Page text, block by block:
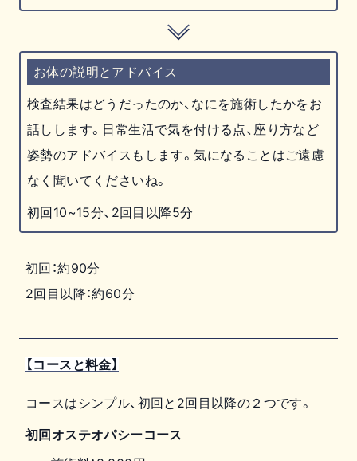
お体の説明とアドバイス
検査結果はどうだったのか、なにを施術したかをお
話しします。日常生活で気を付ける点、座り方など
姿勢のアドバイスもします。気になることはご遠慮
なく聞いてくださいね。
初回10~15分、2回目以降5分
初回：約90分
2回目以降：約60分
【コースと料金】
コースはシンプル、初回と2回目以降の２つです。
初回オステオパシーコース